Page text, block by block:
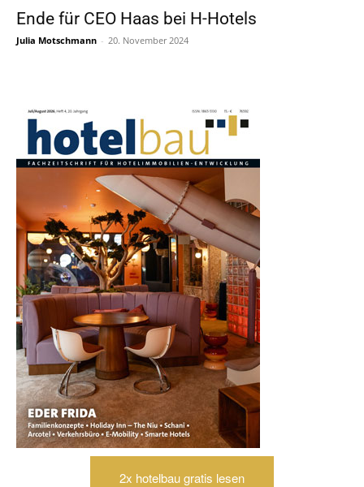
Ende für CEO Haas bei H-Hotels
Julia Motschmann - 20. November 2024
2x hotelbau gratis lesen